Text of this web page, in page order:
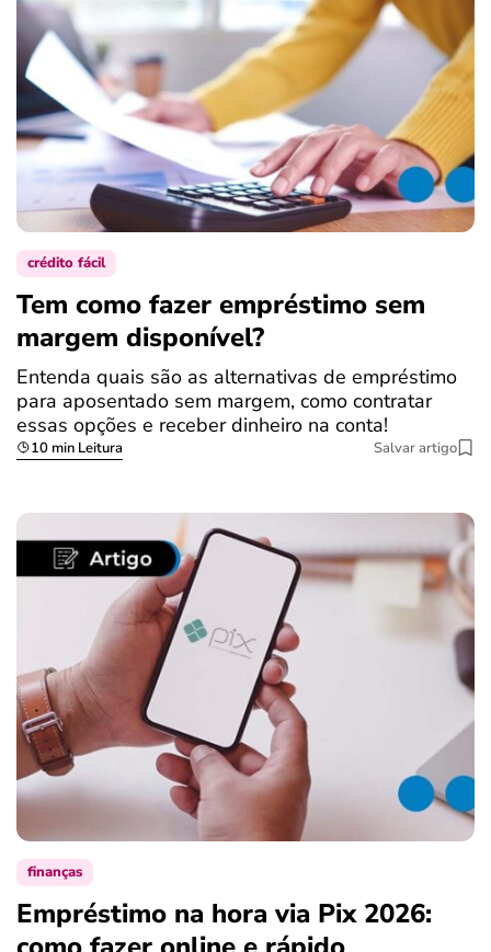
crédito fácil
Tem como fazer empréstimo sem
margem disponível?
Entenda quais são as alternativas de empréstimo
para aposentado sem margem, como contratar
essas opções e receber dinheiro na conta!
10 min Leitura Salvar artigo
finanças
Empréstimo na hora via Pix 2026: